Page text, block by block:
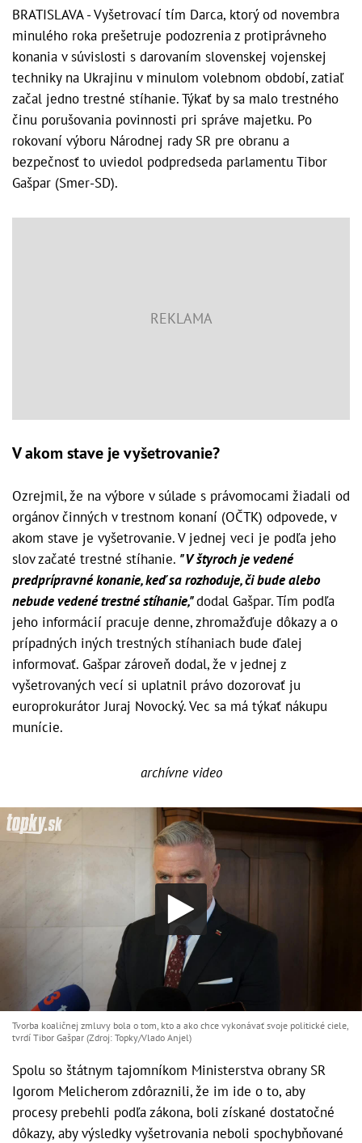
BRATISLAVA - Vyšetrovací tím Darca, ktorý od novembra
minulého roka prešetruje podozrenia z protiprávneho
konania v súvislosti s darovaním slovenskej vojenskej
techniky na Ukrajinu v minulom volebnom období, zatiaľ
začal jedno trestné stíhanie. Týkať by sa malo trestného
činu porušovania povinnosti pri správe majetku. Po
rokovaní výboru Národnej rady SR pre obranu a
bezpečnosť to uviedol podpredseda parlamentu Tibor
Gašpar (Smer-SD).
V akom stave je vyšetrovanie?
Ozrejmil, že na výbore v súlade s právomocami žiadali od
orgánov činných v trestnom konaní (OČTK) odpovede, v
akom stave je vyšetrovanie. V jednej veci je podľa jeho
slov začaté trestné stíhanie. "V štyroch je vedené
predprípravné konanie, keď sa rozhoduje, či bude alebo
nebude vedené trestné stíhanie,"dodal Gašpar. Tím podľa
jeho informácií pracuje denne, zhromažďuje dôkazy a o
prípadných iných trestných stíhaniach bude ďalej
informovať. Gašpar zároveň dodal, že v jednej z
vyšetrovaných vecí si uplatnil právo dozorovať ju
europrokurátor Juraj Novocký. Vec sa má týkať nákupu
munície.
archívne video
Tvorba koaličnej zmluvy bola o tom, kto a ako chce vykonávať svoje politické ciele,
tvrdí Tibor Gašpar (Zdroj: Topky/Vlado Anjel)
Spolu so štátnym tajomníkom Ministerstva obrany SR
Igorom Melicherom zdôraznili, že im ide o to, aby
procesy prebehli podľa zákona, boli získané dostatočné
dôkazy, aby výsledky vyšetrovania neboli spochybňované